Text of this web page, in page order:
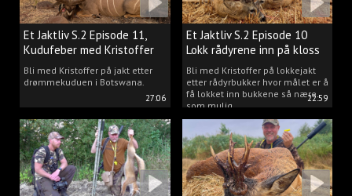
27:06
Et Jaktliv S.2 Episode 11,
Kudufeber med Kristoffer
Clausen
Bli med Kristoffer på jakt etter
drømmekuduen i Botswana.
22:59
Et Jaktliv S.2 Episode 10
Lokk rådyrene inn på kloss
hold.
Bli med Kristoffer på lokkejakt
etter rådyrbukker hvor målet er å
få lokket inn bukkene så nære
som mulig.